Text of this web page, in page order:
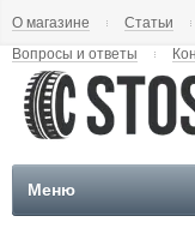
О магазине Статьи
Вопросы и ответы
Меню